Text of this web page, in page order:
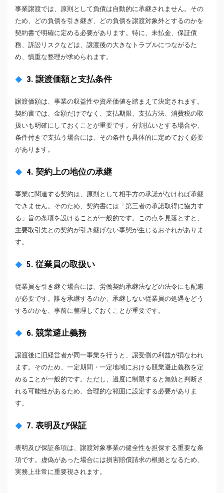
事業譲渡では、原則として負債は自動的に承継されません。その
ため、どの負債を引き継ぎ、どの負債を譲渡対象外とするのかを
契約書で明確に定める必要があります。特に、未払金、保証債
務、訴訟リスクなどは、譲渡後の大きなトラブルにつながるた
め、慎重な整理が求められます。
3. 譲渡価額と支払条件
譲渡価額は、事業の収益性や資産価値を踏まえて決定されます。
契約書では、金額だけでなく、支払期限、支払方法、消費税の取
扱いも明確にしておくことが重要です。分割払いとする場合や、
条件付きで支払う場合には、その条件も具体的に定めておく必要
があります。
4. 契約上の地位の承継
事業に関連する契約は、原則として相手方の承諾がなければ承継
できません。そのため、契約書には「第三者の承諾取得に協力す
る」旨の条項を設けることが一般的です。この点を見落とすと、
主要取引先との契約が引き継げない事態が生じるおそれがありま
す。
5. 従業員の取扱い
従業員を引き継ぐ場合には、労働契約承継法などの法令にも配慮
が必要です。誰を承継するのか、承継しない従業員の処遇をどう
するのかを、事前に整理しておくことが重要です。
6. 競業避止義務
譲渡後に旧経営者が同一事業を行うと、譲受側の利益が損なわれ
ます。そのため、一定期間・一定地域における競業避止義務を定
めることが一般的です。ただし、過度に制限すると無効と判断さ
れる可能性があるため、合理的な範囲に設定する必要がありま
す。
7. 表明及び保証
表明及び保証条項は、譲渡対象事業の健全性を担保する重要な条
項です。虚偽があった場合には損害賠償請求の根拠となるため、
実務上非常に重要視されます。